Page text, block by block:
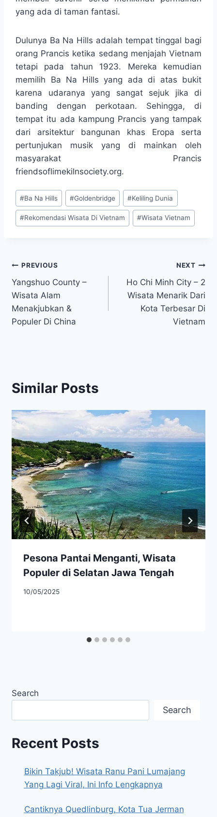
yang ada di taman fantasi.
Dulunya Ba Na Hills adalah tempat tinggal bagi
orang Prancis ketika sedang menjajah Vietnam
tetapi pada tahun 1923. Mereka kemudian
memilih Ba Na Hills yang ada di atas bukit
karena udaranya yang sangat sejuk jika di
banding dengan perkotaan. Sehingga, di
tempat itu ada kampung Prancis yang tampak
dari arsitektur bangunan khas Eropa serta
pertunjukan musik yang di mainkan oleh
masyarakat Prancis
friendsoflimekilnsociety.org.
Post
Tags:
#Ba Na Hills #Goldenbridge #Keliling Dunia
#Rekomendasi Wisata Di Vietnam #Wisata Vietnam
Post
navigation
PREVIOUS
Yangshuo County –
Wisata Alam
Menakjubkan &
Populer Di China
NEXT
Ho Chi Minh City – 2
Wisata Menarik Dari
Kota Terbesar Di
Vietnam
Similar Posts
Pesona Pantai Menganti, Wisata
Populer di Selatan Jawa Tengah
10/05/2025
Search
Search
Recent Posts
Bikin Takjub! Wisata Ranu Pani Lumajang
Yang Lagi Viral, Ini Info Lengkapnya
Cantiknya Quedlinburg, Kota Tua Jerman